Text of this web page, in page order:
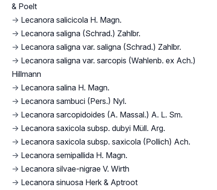
& Poelt
→ Lecanora salicicola H. Magn.
→ Lecanora saligna (Schrad.) Zahlbr.
→ Lecanora saligna var. saligna (Schrad.) Zahlbr.
→ Lecanora saligna var. sarcopis (Wahlenb. ex Ach.)
Hillmann
→ Lecanora salina H. Magn.
→ Lecanora sambuci (Pers.) Nyl.
→ Lecanora sarcopidoides (A. Massal.) A. L. Sm.
→ Lecanora saxicola subsp. dubyi Müll. Arg.
→ Lecanora saxicola subsp. saxicola (Pollich) Ach.
→ Lecanora semipallida H. Magn.
→ Lecanora silvae-nigrae V. Wirth
→ Lecanora sinuosa Herk & Aptroot